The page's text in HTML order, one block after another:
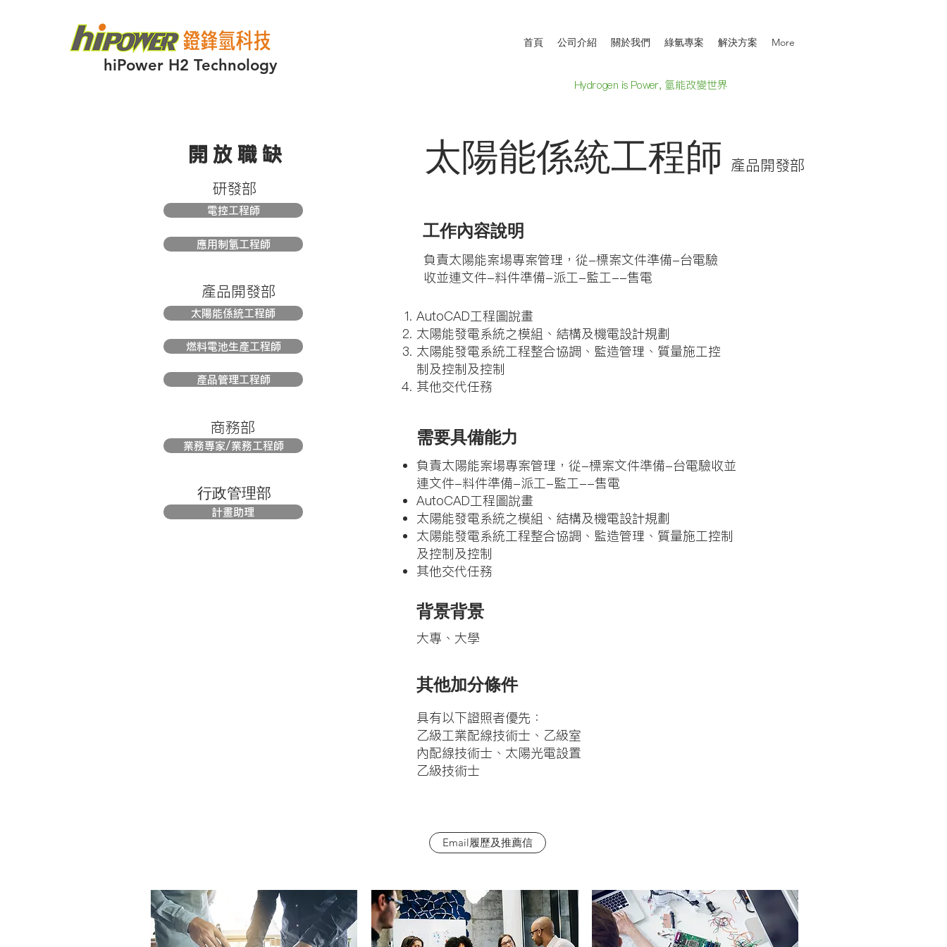
hiPower​ H2 Technology
首頁 公司介紹 關於我們 綠氫專案 解決方案 More
Hydrogen is Power, 氫能改變世界
​開放職缺
​研發部
電控工程師
應用制氫工程師
​產品開發部
太陽能係統工程師
燃料電池生產工程師
產品管理工程師
商務部
業務專家/業務工程師
​行政管理部
計畫助理
太陽能係統工程師 ​產品開發部
工作內容說明
負責太陽能案場專案管理，從-標案文件準備-台電驗
收並連文件-料件準備-派工-監工--售電
AutoCAD工程圖說畫
太陽能發電系統之模組、結構及機電設計規劃
太陽能發電系統工程整合協調、監造管理、質量施工控
制及控制及控制
其他交代任務
需要具備能力
負責太陽能案場專案管理，從-標案文件準備-台電驗收並
連文件-料件準備-派工-監工--售電
AutoCAD工程圖說畫
太陽能發電系統之模組、結構及機電設計規劃
太陽能發電系統工程整合協調、監造管理、質量施工控制
及控制及控制
其他交代任務
背景背景
​大專、大學
其他加分條件
具有以下證照者優先：
乙級工業配線技術士、乙級室
內配線技術士、太陽光電設置
乙級技術士
Email履歷及推薦信